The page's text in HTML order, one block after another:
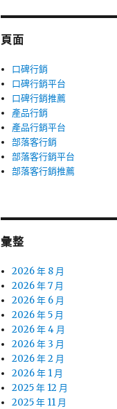
頁面
口碑行銷
口碑行銷平台
口碑行銷推薦
產品行銷
產品行銷平台
部落客行銷
部落客行銷平台
部落客行銷推薦
彙整
2026 年 8 月
2026 年 7 月
2026 年 6 月
2026 年 5 月
2026 年 4 月
2026 年 3 月
2026 年 2 月
2026 年 1 月
2025 年 12 月
2025 年 11 月